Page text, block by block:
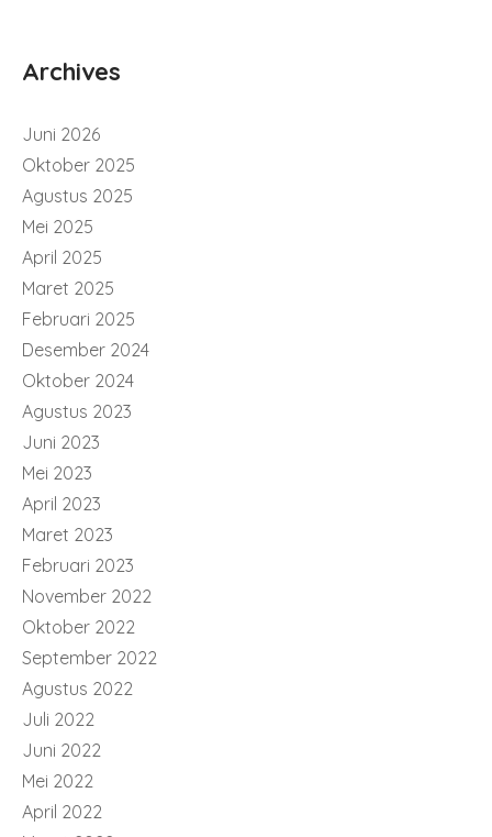
Archives
Juni 2026
Oktober 2025
Agustus 2025
Mei 2025
April 2025
Maret 2025
Februari 2025
Desember 2024
Oktober 2024
Agustus 2023
Juni 2023
Mei 2023
April 2023
Maret 2023
Februari 2023
November 2022
Oktober 2022
September 2022
Agustus 2022
Juli 2022
Juni 2022
Mei 2022
April 2022